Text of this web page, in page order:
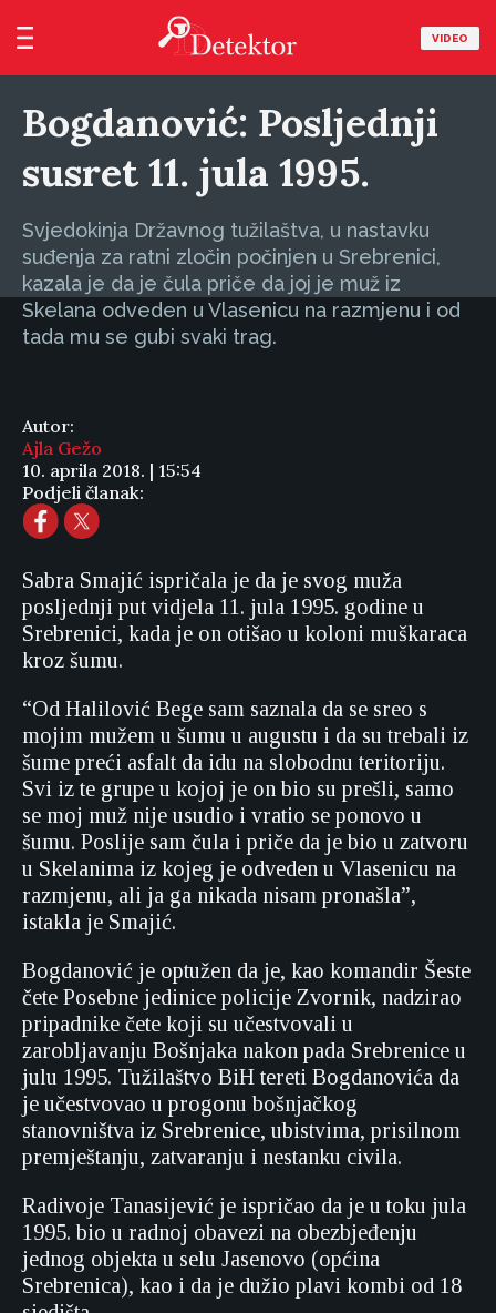
VIDEO
Bogdanović: Posljednji
susret 11. jula 1995.
Svjedokinja Državnog tužilaštva, u nastavku
suđenja za ratni zločin počinjen u Srebrenici,
kazala je da je čula priče da joj je muž iz
Skelana odveden u Vlasenicu na razmjenu i od
tada mu se gubi svaki trag.
Autor:
Ajla Gežo
10. aprila 2018. | 15:54
Podjeli članak:
Sabra Smajić ispričala je da je svog muža
posljednji put vidjela 11. jula 1995. godine u
Srebrenici, kada je on otišao u koloni muškaraca
kroz šumu.
“Od Halilović Bege sam saznala da se sreo s
mojim mužem u šumu u augustu i da su trebali iz
šume preći asfalt da idu na slobodnu teritoriju.
Svi iz te grupe u kojoj je on bio su prešli, samo
se moj muž nije usudio i vratio se ponovo u
šumu. Poslije sam čula i priče da je bio u zatvoru
u Skelanima iz kojeg je odveden u Vlasenicu na
razmjenu, ali ja ga nikada nisam pronašla”,
istakla je Smajić.
Bogdanović je optužen da je, kao komandir Šeste
čete Posebne jedinice policije Zvornik, nadzirao
pripadnike čete koji su učestvovali u
zarobljavanju Bošnjaka nakon pada Srebrenice u
julu 1995. Tužilaštvo BiH tereti Bogdanovića da
je učestvovao u progonu bošnjačkog
stanovništva iz Srebrenice, ubistvima, prisilnom
premještanju, zatvaranju i nestanku civila.
Radivoje Tanasijević je ispričao da je u toku jula
1995. bio u radnoj obavezi na obezbjeđenju
jednog objekta u selu Jasenovo (općina
Srebrenica), kao i da je dužio plavi kombi od 18